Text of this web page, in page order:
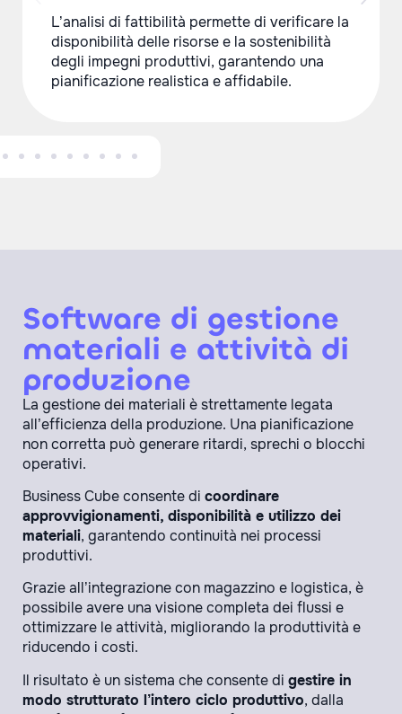
L’analisi di fattibilità permette di verificare la
disponibilità delle risorse e la sostenibilità
degli impegni produttivi, garantendo una
pianificazione realistica e affidabile.
Software di gestione
materiali e attività di
produzione
La gestione dei materiali è strettamente legata
all’efficienza della produzione. Una pianificazione
non corretta può generare ritardi, sprechi o blocchi
operativi.
Business Cube consente di coordinare
approvvigionamenti, disponibilità e utilizzo dei
materiali, garantendo continuità nei processi
produttivi.
Grazie all’integrazione con magazzino e logistica, è
possibile avere una visione completa dei flussi e
ottimizzare le attività, migliorando la produttività e
riducendo i costi.
Il risultato è un sistema che consente di gestire in
modo strutturato l’intero ciclo produttivo, dalla